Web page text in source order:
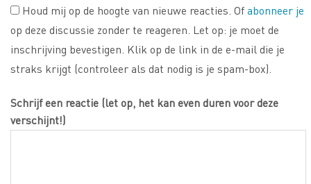
Houd mij op de hoogte van nieuwe reacties. Ofabonneer je
op deze discussie zonder te reageren. Let op: je moet de
inschrijving bevestigen. Klik op de link in de e-mail die je
straks krijgt (controleer als dat nodig is je spam-box).
Schrijf een reactie (let op, het kan even duren voor deze
verschijnt!)